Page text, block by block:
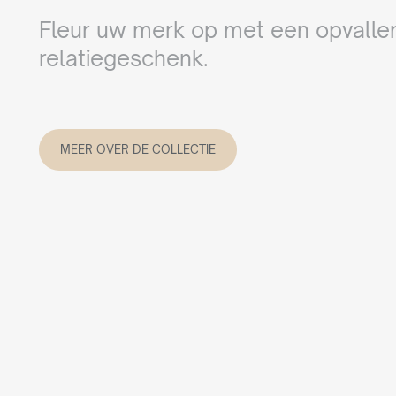
Fleur uw merk op met een
relatiegeschenk.
MEER OVER DE COLLECTIE